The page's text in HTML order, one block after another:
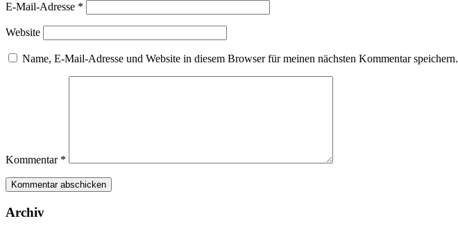
E-Mail-Adresse *
Website
Name, E-Mail-Adresse und Website in diesem Browser für meinen nächsten Kommentar speichern.
Kommentar *
Archiv